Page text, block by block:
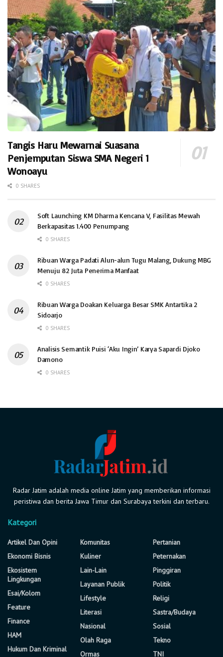
Tangis Haru Mewarnai Suasana
Penjemputan Siswa SMA Negeri 1
Wonoayu
0 SHARES
Soft Launching KM Dharma Kencana V, Fasilitas Mewah
Berkapasitas 1.400 Penumpang
0 SHARES
Ribuan Warga Padati Alun-alun Tugu Malang, Dukung MBG
Menuju 82 Juta Penerima Manfaat
0 SHARES
Ribuan Warga Doakan Keluarga Besar SMK Antartika 2
Sidoarjo
0 SHARES
Analisis Semantik Puisi ‘Aku Ingin’ Karya Sapardi Djoko
Damono
0 SHARES
Radar Jatim adalah media online Jatim yang memberikan informasi
peristiwa dan berita Jawa Timur dan Surabaya terkini dan terbaru.
Kategori
Artikel Dan Opini
Ekonomi Bisnis
Ekosistem
Lingkungan
Esai/Kolom
Feature
Finance
HAM
Hukum Dan Kriminal
Komunitas
Kuliner
Lain-Lain
Layanan Publik
Lifestyle
Literasi
Nasional
Olah Raga
Ormas
Pertanian
Peternakan
Pinggiran
Politik
Religi
Sastra/Budaya
Sosial
Tekno
TNI